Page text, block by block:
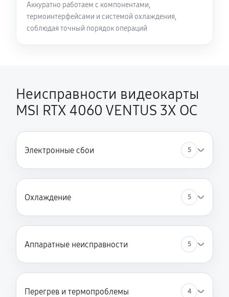
Аккуратно работаем с компонентами,
термоинтерфейсами и системой охлаждения,
соблюдая точный порядок операций
Неисправности видеокарты
MSI RTX 4060 VENTUS 3X OC
Электронные сбои 5
Охлаждение 5
Аппаратные неисправности 5
Перегрев и термопроблемы 4